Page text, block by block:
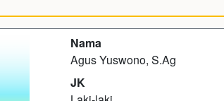
Nama
Agus Yuswono, S.Ag
JK